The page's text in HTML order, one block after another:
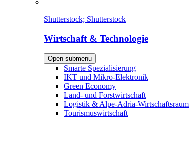
Shutterstock; Shutterstock
Wirtschaft & Technologie
Open submenu
Smarte Spezialisierung
IKT und Mikro-Elektronik
Green Economy
Land- und Forstwirtschaft
Logistik & Alpe-Adria-Wirtschaftsraum
Tourismuswirtschaft